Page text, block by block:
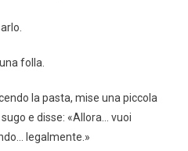
folla.
la pasta, mise una piccola
e disse: «Allora… vuoi
legalmente.»